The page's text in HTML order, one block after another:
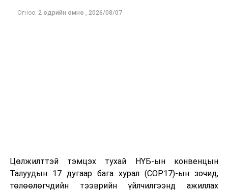
хүргэх стратегийн ач холбогдолтой төсөл болж байна.
Огноо: 2 өдрийн өмнө , 2026/08/07
Цөлжилттэй тэмцэх тухай НҮБ-ын конвенцын
Талуудын 17 дугаар бага хурал (COP17)-ын зочид,
төлөөлөгчдийн тээврийн үйлчилгээнд ажиллах